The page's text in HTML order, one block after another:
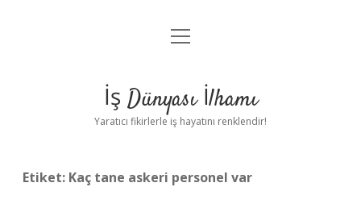
Anasayfa
Yasal Uyarı
menüyü
İş Dünyası İlhamı
Yaratıcı fikirlerle iş hayatını renklendir!
Etiket: Kaç tane askeri personel var